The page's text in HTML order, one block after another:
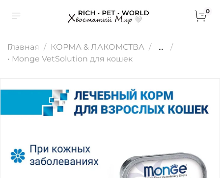
0
Главная КОРМА & ЛАКОМСТВА
...
• Monge VetSolution для кошек